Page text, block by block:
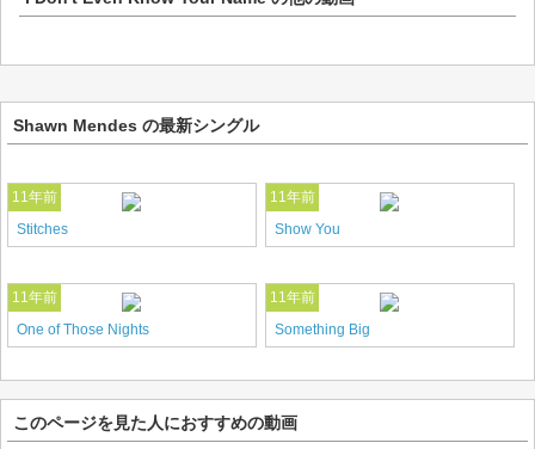
Shawn Mendes の最新シングル
11年前
Stitches
11年前
Show You
11年前
One of Those Nights
11年前
Something Big
このページを見た人におすすめの動画